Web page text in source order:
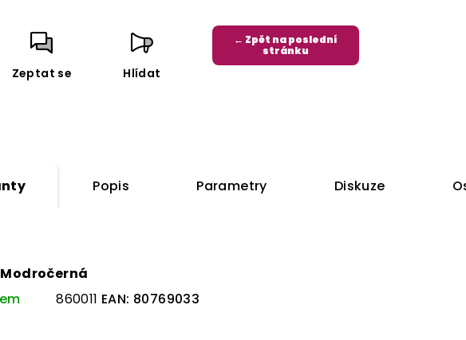
Zeptat se Hlídat
← Zpět na poslední
stránku
Popis Parametry Diskuze
Modročerná
860011 EAN: 80769033